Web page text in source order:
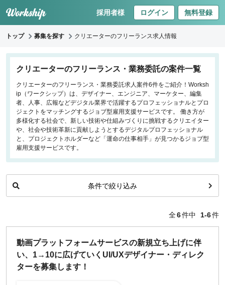
採用者様 ログイン 無料登録
トップ 募集を探す クリエーターのフリーランス求人情報
クリエーターのフリーランス・業務委託の案件一覧
クリエーターのフリーランス・業務委託求人案件6件をご紹介！Worksh
ip（ワークシップ）は、デザイナー、エンジニア、マーケター、編集
者、人事、広報などデジタル業界で活躍するプロフェッショナルとプロ
ジェクトをマッチングするジョブ型雇用支援サービスです。 働き方が
多様化する社会で、新しい技術や仕組みづくりに挑戦するクリエイター
や、社会や技術革新に貢献しようとするデジタルプロフェッショナル
と、プロジェクトホルダーなど「運命の仕事相手」が見つかるジョブ型
雇用支援サービスです。
条件で絞り込み
キーワードで探す
職種
フロントエンドエンジニア
バックエンドエンジニア
インフラエンジニア
iOS/Androidアプリエンジニア
データサイエンティスト
出社希望
出社のみ
全6件中 1-6件
動画プラットフォームサービスの新規立ち上げに伴
い、1→10に広げていくUI/UXデザイナー・ディレク
ターを募集します！